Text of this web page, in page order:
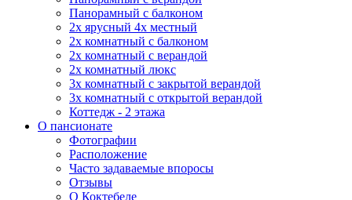
Панорамный с балконом
2х ярусный 4х местный
2х комнатный с балконом
2х комнатный с верандой
2х комнатный люкс
3х комнатный с закрытой верандой
3х комнатный с открытой верандой
Коттедж - 2 этажа
О пансионате
Фотографии
Расположение
Часто задаваемые впоросы
Отзывы
О Коктебеле